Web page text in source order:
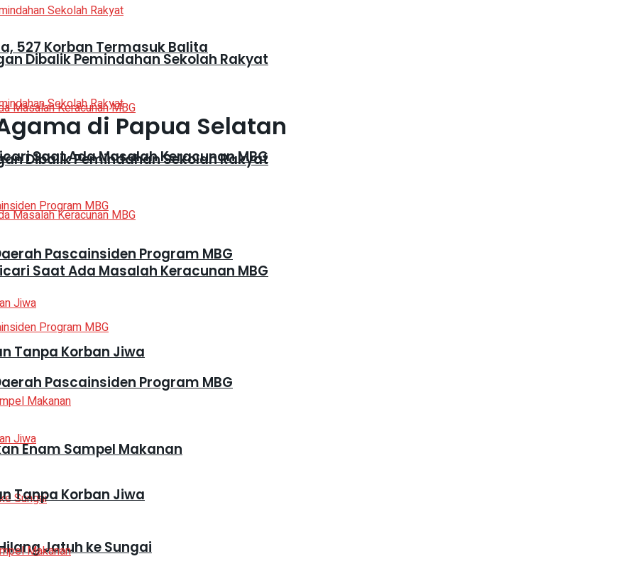
Dibalik Pemindahan Sekolah Rakyat
Saat Ada Masalah Keracunan MBG
Pascainsiden Program MBG
Tanpa Korban Jiwa
Enam Sampel Makanan
Jatuh ke Sungai
527 Korban Termasuk Balita
Dibalik Pemindahan Sekolah Rakyat
Saat Ada Masalah Keracunan MBG
Pascainsiden Program MBG
Tanpa Korban Jiwa
di Papua Selatan